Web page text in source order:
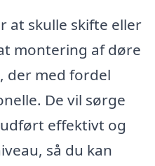
at skulle skifte eller
montering af døre
der med fordel
De vil sørge
effektivt og
så du kan